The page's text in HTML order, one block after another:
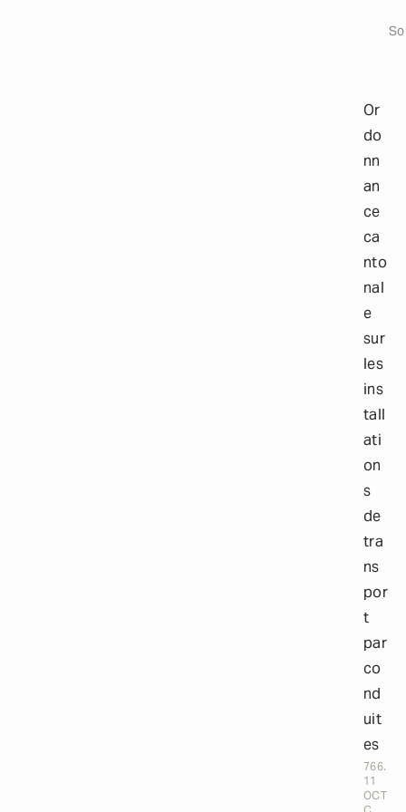
Or
do
nn
an
ce
ca
nto
nal
e
sur
les
ins
tall
ati
on
s
de
tra
ns
por
t
par
co
nd
uit
es
766.
11
OCT